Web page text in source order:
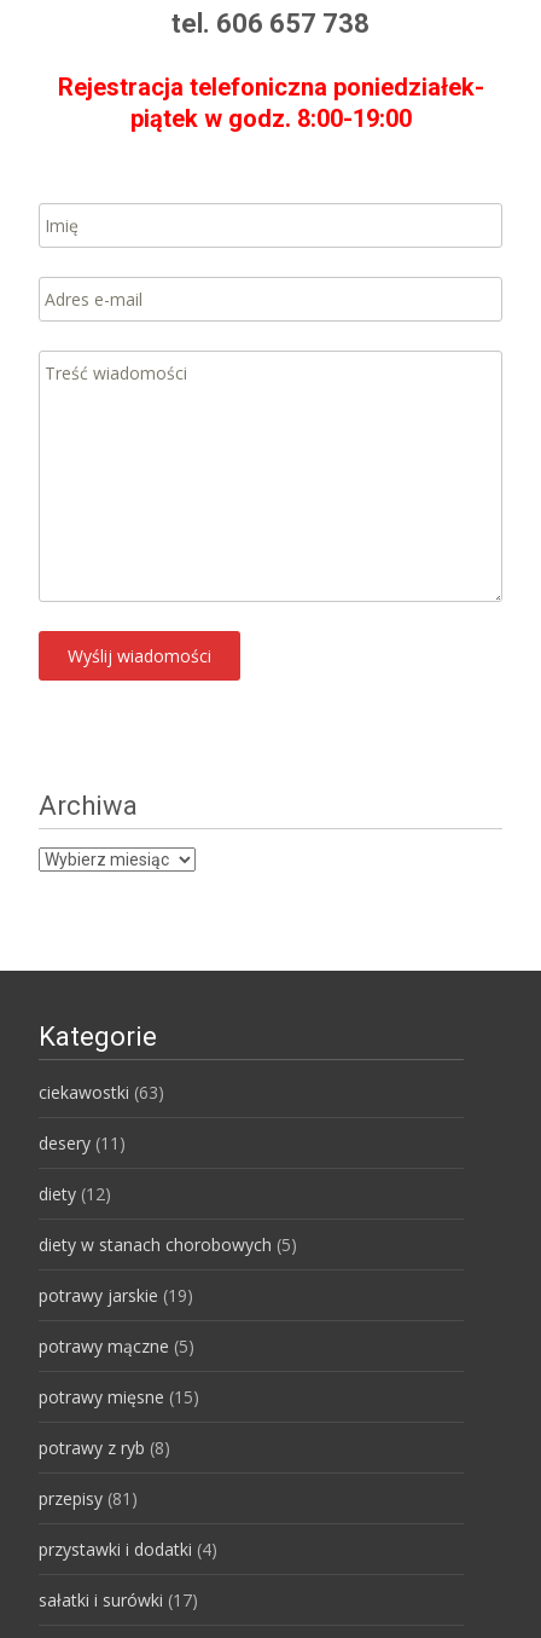
tel. 606 657 738
Rejestracja telefoniczna poniedziałek-
piątek w godz. 8:00-19:00
Archiwa
Archiwa
Kategorie
ciekawostki (63)
desery (11)
diety (12)
diety w stanach chorobowych (5)
potrawy jarskie (19)
potrawy mączne (5)
potrawy mięsne (15)
potrawy z ryb (8)
przepisy (81)
przystawki i dodatki (4)
sałatki i surówki (17)